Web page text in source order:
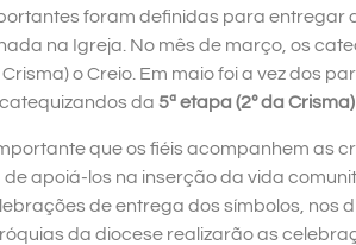
foram definidas para entregar
na Igreja. No mês de março, os
o Creio. Em maio foi a vez dos
da 5ª etapa (2º da Crisma)
que os fiéis acompanhem as
de apoiá-los na inserção da vida
de entrega dos símbolos, nos
da diocese realizarão as